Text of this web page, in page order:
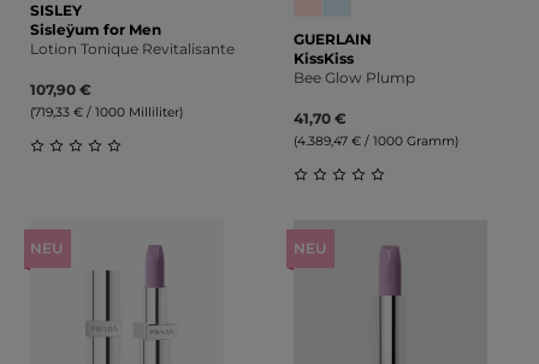
SISLEY
Sisleÿum for Men
Lotion Tonique Revitalisante
107,90 €
(719,33 € / 1000 Milliliter)
Durchschnittliche Bewertung von 0 von 5 Sternen
GUERLAIN
KissKiss
Bee Glow Plump
41,70 €
(4.389,47 € / 1000 Gramm)
NEU NEU